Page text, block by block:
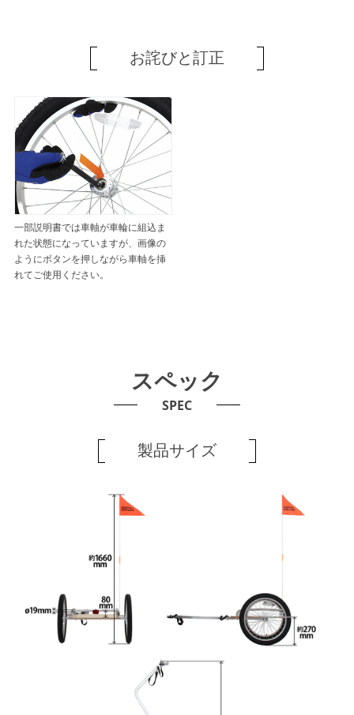
お詫びと訂正
一部説明書では車軸が車輪に組込ま
れた状態になっていますが、画像の
ようにボタンを押しながら車軸を挿
れてご使用ください。
スペック
SPEC
製品サイズ